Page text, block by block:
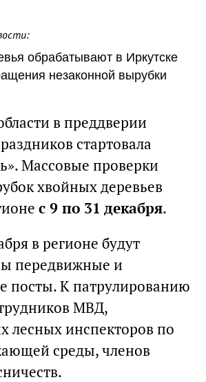
обрабатывают в Иркутске
незаконной вырубки
в преддверии
стартовала
Массовые проверки
хвойных деревьев
с 9 по 31 декабря.
в регионе будут
передвижные и
посты. К патрулированию
МВД,
лесных инспекторов по
среды, членов